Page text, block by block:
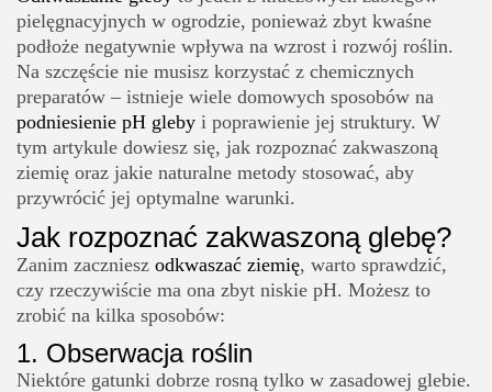
pielęgnacyjnych w ogrodzie, ponieważ zbyt kwaśne
podłoże negatywnie wpływa na wzrost i rozwój roślin.
Na szczęście nie musisz korzystać z chemicznych
preparatów – istnieje wiele domowych sposobów na
podniesienie pH gleby i poprawienie jej struktury. W
tym artykule dowiesz się, jak rozpoznać zakwaszoną
ziemię oraz jakie naturalne metody stosować, aby
przywrócić jej optymalne warunki.
Jak rozpoznać zakwaszoną glebę?
Zanim zaczniesz odkwaszać ziemię, warto sprawdzić,
czy rzeczywiście ma ona zbyt niskie pH. Możesz to
zrobić na kilka sposobów:
1. Obserwacja roślin
Niektóre gatunki dobrze rosną tylko w zasadowej glebie.